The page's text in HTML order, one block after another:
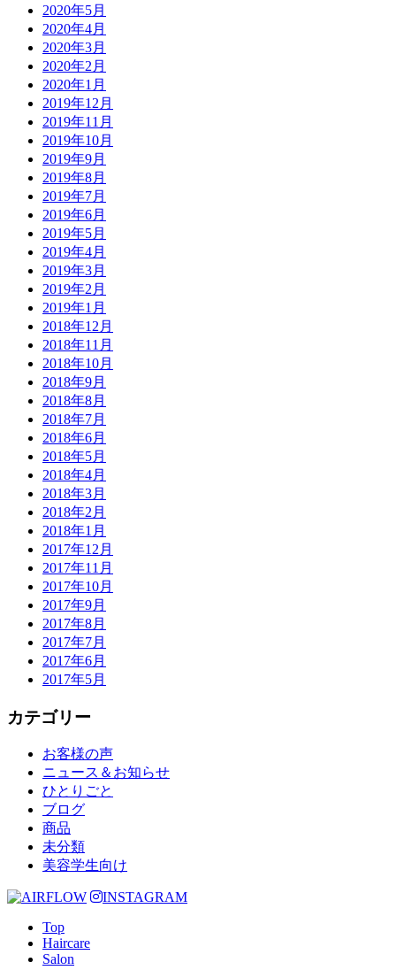
2020年5月
2020年4月
2020年3月
2020年2月
2020年1月
2019年12月
2019年11月
2019年10月
2019年9月
2019年8月
2019年7月
2019年6月
2019年5月
2019年4月
2019年3月
2019年2月
2019年1月
2018年12月
2018年11月
2018年10月
2018年9月
2018年8月
2018年7月
2018年6月
2018年5月
2018年4月
2018年3月
2018年2月
2018年1月
2017年12月
2017年11月
2017年10月
2017年9月
2017年8月
2017年7月
2017年6月
2017年5月
カテゴリー
お客様の声
ニュース＆お知らせ
ひとりごと
ブログ
商品
未分類
美容学生向け
INSTAGRAM
Top
Haircare
Salon